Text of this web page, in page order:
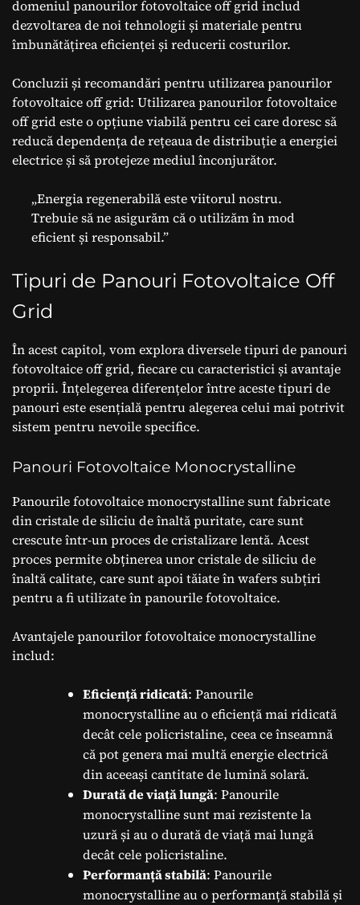
domeniul panourilor fotovoltaice off grid includ
dezvoltarea de noi tehnologii și materiale pentru
îmbunătățirea eficienței și reducerii costurilor.
Concluzii și recomandări pentru utilizarea panourilor
fotovoltaice off grid: Utilizarea panourilor fotovoltaice
off grid este o opțiune viabilă pentru cei care doresc să
reducă dependența de rețeaua de distribuție a energiei
electrice și să protejeze mediul înconjurător.
„Energia regenerabilă este viitorul nostru.
Trebuie să ne asigurăm că o utilizăm în mod
eficient și responsabil.”
Tipuri de Panouri Fotovoltaice Off
Grid
În acest capitol, vom explora diversele tipuri de panouri
fotovoltaice off grid, fiecare cu caracteristici și avantaje
proprii. Înțelegerea diferențelor între aceste tipuri de
panouri este esențială pentru alegerea celui mai potrivit
sistem pentru nevoile specifice.
Panouri Fotovoltaice Monocrystalline
Panourile fotovoltaice monocrystalline sunt fabricate
din cristale de siliciu de înaltă puritate, care sunt
crescute într-un proces de cristalizare lentă. Acest
proces permite obținerea unor cristale de siliciu de
înaltă calitate, care sunt apoi tăiate în wafers subțiri
pentru a fi utilizate în panourile fotovoltaice.
Avantajele panourilor fotovoltaice monocrystalline
includ:
Eficiență ridicată: Panourile
monocrystalline au o eficiență mai ridicată
decât cele policristaline, ceea ce înseamnă
că pot genera mai multă energie electrică
din aceeași cantitate de lumină solară.
Durată de viață lungă: Panourile
monocrystalline sunt mai rezistente la
uzură și au o durată de viață mai lungă
decât cele policristaline.
Performanță stabilă: Panourile
monocrystalline au o performanță stabilă și